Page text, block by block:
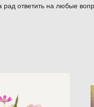
рад ответить на любые